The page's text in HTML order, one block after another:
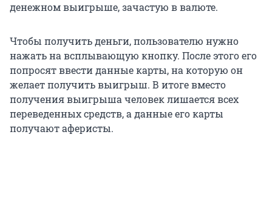
денежном выигрыше, зачастую в валюте.
Чтобы получить деньги, пользователю нужно
нажать на всплывающую кнопку. После этого его
попросят ввести данные карты, на которую он
желает получить выигрыш. В итоге вместо
получения выигрыша человек лишается всех
переведенных средств, а данные его карты
получают аферисты.